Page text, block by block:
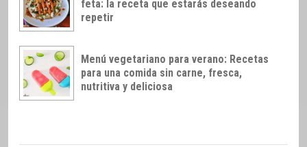
feta: la receta que estarás deseando
repetir
Menú vegetariano para verano: Recetas
para una comida sin carne, fresca,
nutritiva y deliciosa